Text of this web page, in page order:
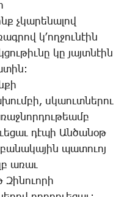
չկա­րե­նա­լով
կ­՚ող­ջու­նէին
կը յայտ­նէին
սկաուտ­նե­րու
դէ­պի Ան­ծա­նօթ
բա­նա­կա­յին պա­տո­ւոյ
ա­ռաւ